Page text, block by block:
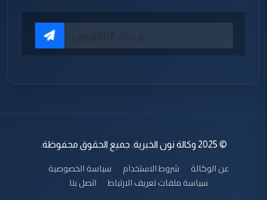
© 2025 وكالة نون الخبرية. جميع الحقوق محفوظة.
عن الوكالة شروط الاستخدام
سياسة الخصوصية
سياسة ملفات تعريف الارتباط
اتصل بنا